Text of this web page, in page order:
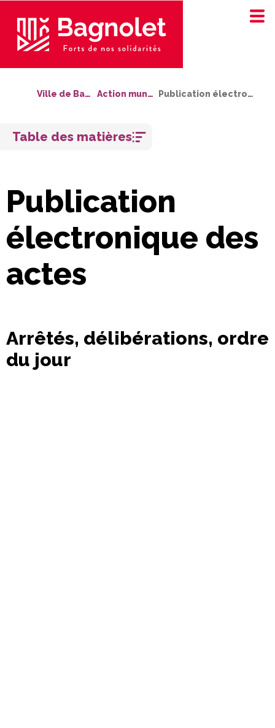
Ville de Bagnolet Action municipale Publication électronique des actes
Publication
électronique des
actes
Arrêtés, délibérations, ordre
du jour
Table des matières